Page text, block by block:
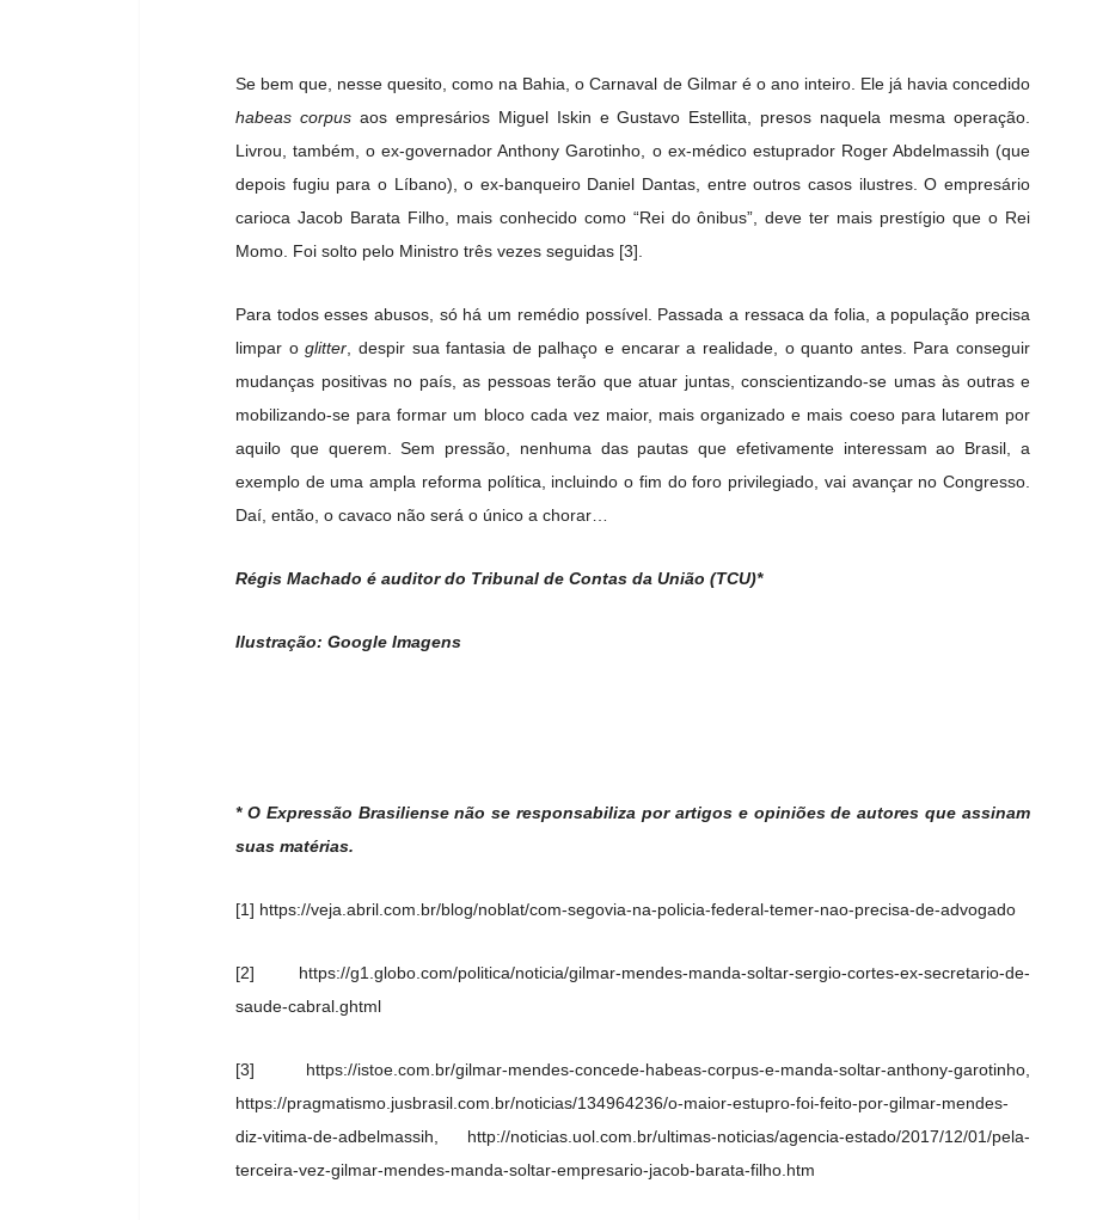
Se bem que, nesse quesito, como na Bahia, o Carnaval de Gilmar é o ano inteiro. Ele já havia concedido
habeas corpusaos empresários Miguel Iskin e Gustavo Estellita, presos naquela mesma operação.
Livrou, também, o ex-governador Anthony Garotinho, o ex-médico estuprador Roger Abdelmassih (que
depois fugiu para o Líbano), o ex-banqueiro Daniel Dantas, entre outros casos ilustres. O empresário
carioca Jacob Barata Filho, mais conhecido como “Rei do ônibus”, deve ter mais prestígio que o Rei
Momo. Foi solto pelo Ministro três vezes seguidas [3].
Para todos esses abusos, só há um remédio possível. Passada a ressaca da folia, a população precisa
limpar oglitter , despir sua fantasia de palhaço e encarar a realidade, o quanto antes. Para conseguir
mudanças positivas no país, as pessoas terão que atuar juntas, conscientizando-se umas às outras e
mobilizando-se para formar um bloco cada vez maior, mais organizado e mais coeso para lutarem por
aquilo que querem. Sem pressão, nenhuma das pautas que efetivamente interessam ao Brasil, a
exemplo de uma ampla reforma política, incluindo o fim do foro privilegiado, vai avançar no Congresso.
Daí, então, o cavaco não será o único a chorar…
Régis Machado é auditor do Tribunal de Contas da União (TCU)*
Ilustração: Google Imagens
* O Expressão Brasiliense não se responsabiliza por artigos e opiniões de autores que assinam
suas matérias.
[1] https://veja.abril.com.br/blog/noblat/com-segovia-na-policia-federal-temer-nao-precisa-de-advogado
[2] https://g1.globo.com/politica/noticia/gilmar-mendes-manda-soltar-sergio-cortes-ex-secretario-de-
saude-cabral.ghtml
[3] https://istoe.com.br/gilmar-mendes-concede-habeas-corpus-e-manda-soltar-anthony-garotinho,
https://pragmatismo.jusbrasil.com.br/noticias/134964236/o-maior-estupro-foi-feito-por-gilmar-mendes-
diz-vitima-de-adbelmassih, http://noticias.uol.com.br/ultimas-noticias/agencia-estado/2017/12/01/pela-
terceira-vez-gilmar-mendes-manda-soltar-empresario-jacob-barata-filho.htm